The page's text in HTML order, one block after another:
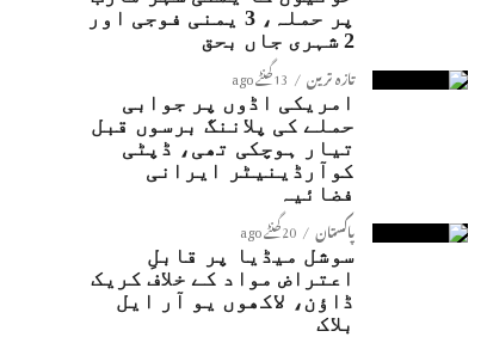
پر حملہ، 3 یمنی فوجی اور
2 شہری جاں بحق
تازہ ترین 13 گھنٹے ago
امریکی اڈوں پر جوابی
حملے کی پلاننگ برسوں قبل
تیار ہوچکی تھی، ڈپٹی
کوآرڈینیٹر ایرانی
فضائیہ
پاکستان 20 گھنٹے ago
سوشل میڈیا پر قابلِ
اعتراض مواد کے خلاف کریک
ڈاؤن، لاکھوں یو آر ایل
بلاک